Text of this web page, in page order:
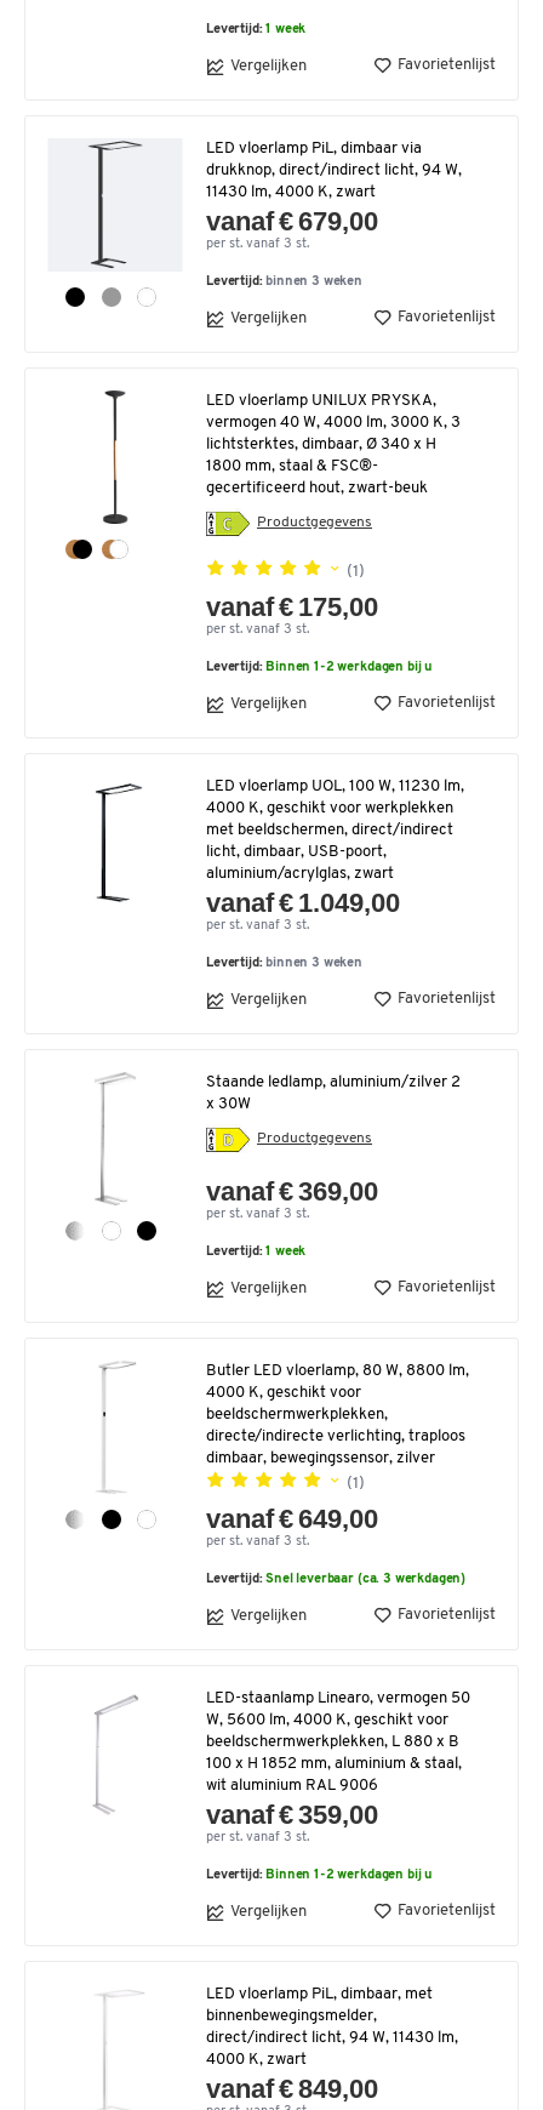
Levertijd:1 week
Vergelijken Favorietenlijst
LED vloerlamp PiL, dimbaar via
drukknop, direct/indirect licht, 94 W,
11430 lm, 4000 K, zwart
vanaf € 679,00
per st. vanaf 3 st.
Levertijd: binnen 3 weken
Vergelijken Favorietenlijst
LED vloerlamp UNILUX PRYSKA,
vermogen 40 W, 4000 lm, 3000 K, 3
lichtsterktes, dimbaar, Ø 340 x H
1800 mm, staal & FSC®-
gecertificeerd hout, zwart-beuk
Productgegevens
(1)
vanaf € 175,00
per st. vanaf 3 st.
Levertijd: Binnen 1-2 werkdagen bij u
Vergelijken Favorietenlijst
LED vloerlamp UOL, 100 W, 11230 lm,
4000 K, geschikt voor werkplekken
met beeldschermen, direct/indirect
licht, dimbaar, USB-poort,
aluminium/acrylglas, zwart
vanaf € 1.049,00
per st. vanaf 3 st.
Levertijd: binnen 3 weken
Vergelijken Favorietenlijst
Staande ledlamp, aluminium/zilver 2
x 30W
Productgegevens
vanaf € 369,00
per st. vanaf 3 st.
Levertijd:1 week
Vergelijken Favorietenlijst
Butler LED vloerlamp, 80 W, 8800 lm,
4000 K, geschikt voor
beeldschermwerkplekken,
directe/indirecte verlichting, traploos
dimbaar, bewegingssensor, zilver
(1)
vanaf € 649,00
per st. vanaf 3 st.
Levertijd:Snel leverbaar (ca. 3 werkdagen)
Vergelijken Favorietenlijst
LED-staanlamp Linearo, vermogen 50
W, 5600 lm, 4000 K, geschikt voor
beeldschermwerkplekken, L 880 x B
100 x H 1852 mm, aluminium & staal,
wit aluminium RAL 9006
vanaf € 359,00
per st. vanaf 3 st.
Levertijd: Binnen 1-2 werkdagen bij u
Vergelijken Favorietenlijst
LED vloerlamp PiL, dimbaar, met
binnenbewegingsmelder,
direct/indirect licht, 94 W, 11430 lm,
4000 K, zwart
vanaf € 849,00